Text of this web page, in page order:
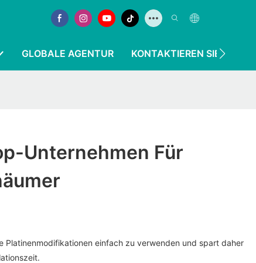
GLOBALE AGENTUR KONTAKTIEREN SIE UNS
Unternehmen Für
Platinenmodifikationen einfach zu verwenden und spart daher